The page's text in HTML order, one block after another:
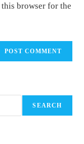
browser for the
SEARCH